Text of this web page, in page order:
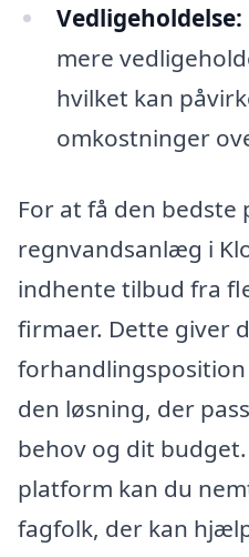
Vedligeholdelse:
mere
hvilket kan
omkostninger
For at få den
regnvandsanlæg i
indhente tilbud fra
firmaer. Dette giver
den løsning, der
behov og dit
platform kan du
fagfolk, der kan